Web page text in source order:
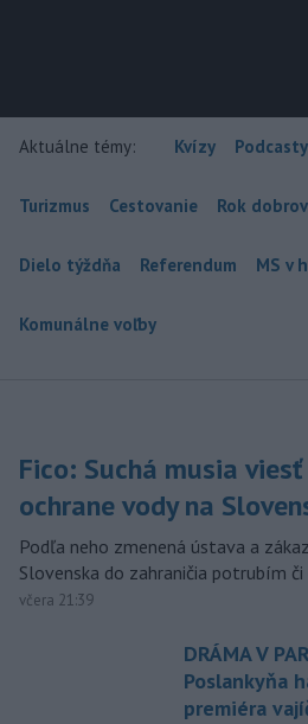
Aktuálne témy: Kvízy Podcasty
Turizmus Cestovanie Rok
Dielo týždňa Referendum MS v
Komunálne voľby
Fico: Suchá musia
ochrane vody na
Podľa neho zmenená ústava a
Slovenska do zahraničia potrubím
včera 21:39
DRÁMA V
Poslankyňa
premiéra